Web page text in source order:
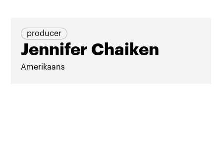
producer
Jennifer Chaiken
Amerikaans